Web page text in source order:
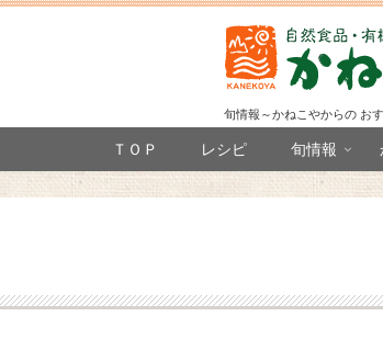
旬情報～かねこやからの お
ＴＯＰ レシピ 旬情報